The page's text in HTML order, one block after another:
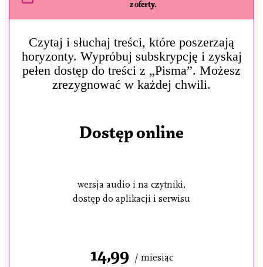
z oferty.
Czytaj i słuchaj treści, które poszerzają
horyzonty. Wypróbuj subskrypcję i zyskaj
pełen dostęp do treści z „Pisma”. Możesz
zrezygnować w każdej chwili.
Dostęp online
wersja audio i na czytniki,
dostęp do aplikacji i serwisu
14,99 / miesiąc